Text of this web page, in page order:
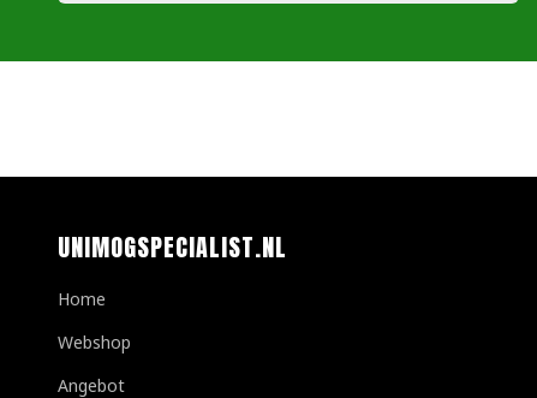
UNIMOGSPECIALIST.NL
Home
Webshop
Angebot